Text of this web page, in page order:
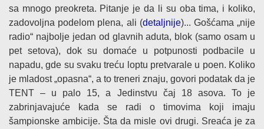
sa mnogo preokreta. Pitanje je da li su oba tima, i koliko,
zadovoljna podelom plena, ali (detaljnije)... Gošćama „nije
radio“ najbolje jedan od glavnih aduta, blok (samo osam u
pet setova), dok su domaće u potpunosti podbacile u
napadu, gde su svaku treću loptu pretvarale u poen. Koliko
je mladost „opasna“, a to treneri znaju, govori podatak da je
TENT – u palo 15, a Jedinstvu čaj 18 asova. To je
zabrinjavajuće kada se radi o timovima koji imaju
šampionske ambicije. Šta da misle ovi drugi. Sreaća je za